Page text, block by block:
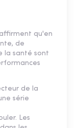
qu'en
de
la santé sont
de la
série
Les